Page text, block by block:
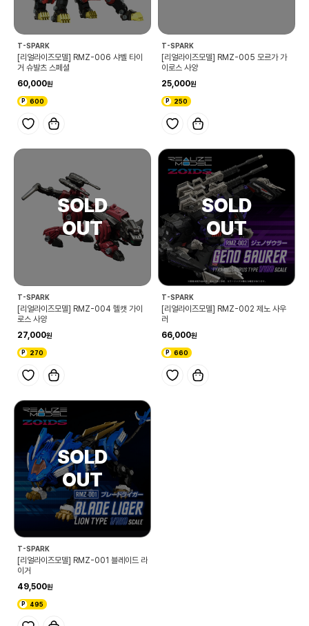
T-SPARK
[리얼라이즈모델] RMZ-006 샤벨 타이
거 슈발츠 스페셜
60,000
600
T-SPARK
[리얼라이즈모델] RMZ-005 모르가 가
이로스 사양
25,000
250
T-SPARK
[리얼라이즈모델] RMZ-004 헬캣 가이
로스 사양
27,000
270
T-SPARK
[리얼라이즈모델] RMZ-002 제노 사우
러
66,000
660
T-SPARK
[리얼라이즈모델] RMZ-001 블레이드 라
이거
49,500
495